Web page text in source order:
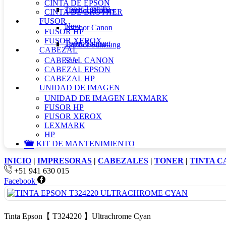
Toner Toshiba
New
Toner Samsng
Sale
Tambor Brother
Tambor Canon
Tambor Samsung
CINTA DE EPSON
CINTA DE BROTHER
FUSOR
FUSOR HP
FUSOR XEROX
CABEZAL
CABEZAL CANON
CABEZAL EPSON
CABEZAL HP
UNIDAD DE IMAGEN
UNIDAD DE IMAGEN LEXMARK
FUSOR HP
FUSOR XEROX
LEXMARK
HP
KIT DE MANTENIMIENTO
INICIO | IMPRESORAS | CABEZALES | TONER | TINTA
+51 941 630 015
Facebook
Tinta Epson【 T324220 】Ultrachrome Cyan